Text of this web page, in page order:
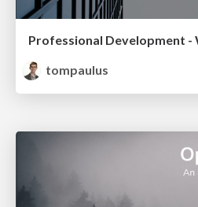
tompaulus